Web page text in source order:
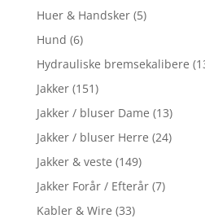
Huer & Handsker (5)
Hund (6)
Hydrauliske bremsekalibere
Jakker (151)
Jakker / bluser Dame (13)
Jakker / bluser Herre (24)
Jakker & veste (149)
Jakker Forår / Efterår (7)
Kabler & Wire (33)